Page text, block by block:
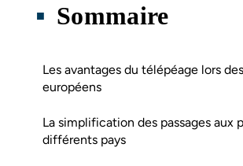
Sommaire
Les avantages du télépéage lors
européens
La simplification des passages aux
différents pays